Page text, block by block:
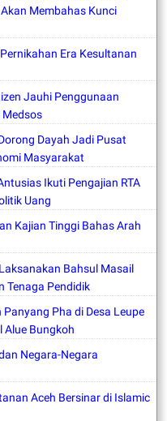
Membahas Kunci
Era Kesultanan
Jauhi Penggunaan
Medsos
Dayah Jadi Pusat
Masyarakat
Ikuti Pengajian RTA
Uang
Kajian Tinggi Bahas Arah
Bahsul Masail
Tenaga Pendidik
Pha di Desa Leupe
Alue Bungkoh
Negara-Negara
Aceh Bersinar di Islamic